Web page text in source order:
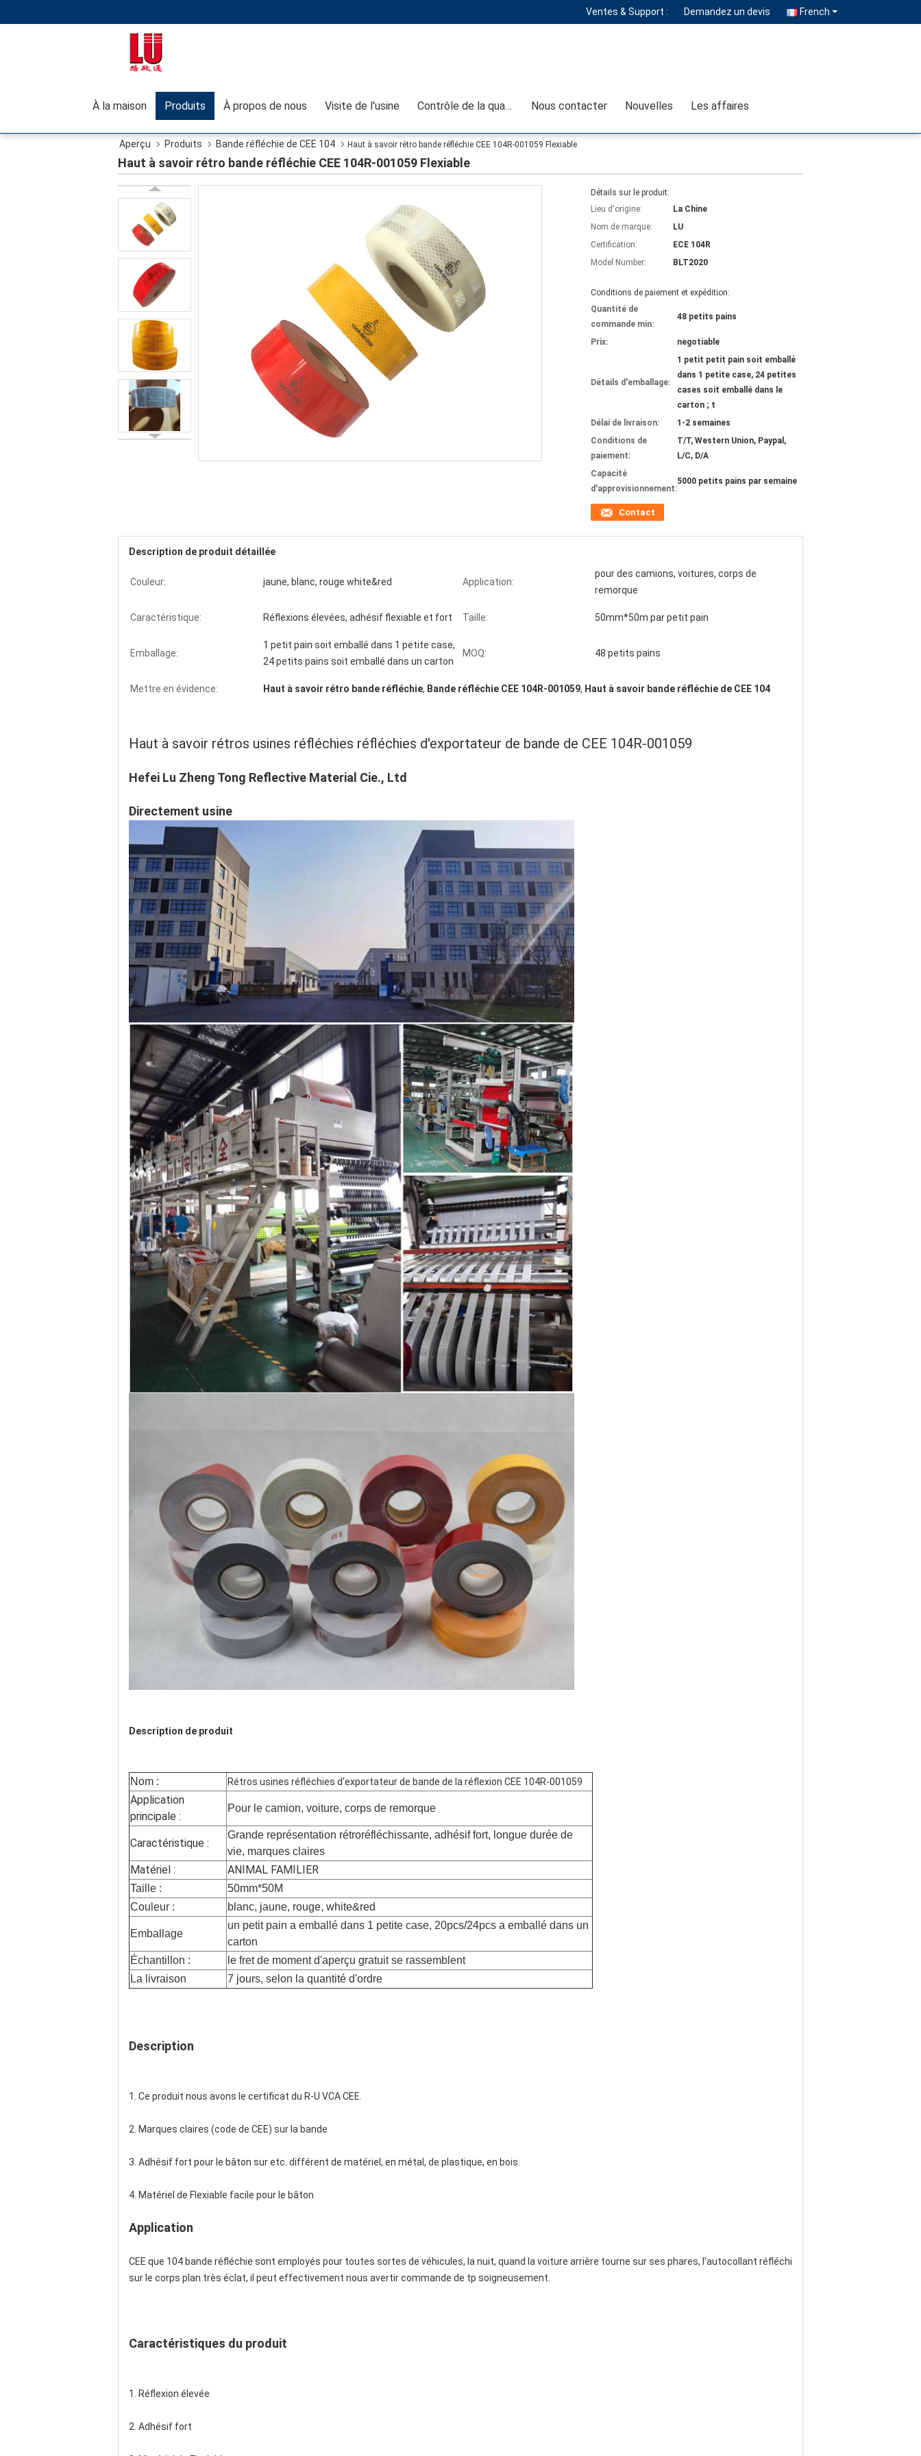
Ventes & Support : Demandez un devis French
À la maison Produits À propos de nous Visite de l'usine Contrôle de la qualité Nous contacter Nouvelles Les affaires
Aperçu Produits Bande réfléchie de CEE 104 Haut à savoir rétro bande réfléchie CEE 104R-001059 Flexiable
Haut à savoir rétro bande réfléchie CEE 104R-001059 Flexiable
Détails sur le produit:
Lieu d'origine:
La Chine
Nom de marque:
LU
Certification:
ECE 104R
Model Number:
BLT2020
Conditions de paiement et expédition:
Quantité de
commande min:
48 petits pains
Prix: negotiable
Détails d'emballage:
1 petit petit pain soit emballé
dans 1 petite case, 24 petites
cases soit emballé dans le
carton ; t
Délai de livraison:
1-2 semaines
Conditions de
paiement:
T/T, Western Union, Paypal,
L/C, D/A
Capacité
d'approvisionnement:
5000 petits pains par semaine
Contact
Description de produit détaillée
Couleur: jaune, blanc, rouge white&red Application:
pour des camions, voitures, corps de
remorque
Caractéristique: Réflexions élevées, adhésif flexiable et fort Taille: 50mm*50m par petit pain
Emballage:
1 petit pain soit emballé dans 1 petite case,
24 petits pains soit emballé dans un carton
MOQ: 48 petits pains
Mettre en évidence: Haut à savoir rétro bande réfléchie, Bande réfléchie CEE 104R-001059, Haut à savoir bande réfléchie de CEE 104
Haut à savoir rétros usines réfléchies réfléchies d'exportateur de bande de CEE 104R-001059
Hefei Lu Zheng Tong Reflective Material Cie., Ltd
Directement usine
Description de produit
Nom : Rétros usines réfléchies d'exportateur de bande de la réflexion CEE 104R-001059
Application
principale :
Pour le camion, voiture, corps de remorque
Caractéristique :
Grande représentation rétroréfléchissante, adhésif fort, longue durée de
vie, marques claires
Matériel : ANIMAL FAMILIER
Taille :
50mm*50M
Couleur :
blanc, jaune, rouge, white&red
Emballage
un petit pain a emballé dans 1 petite case, 20pcs/24pcs a emballé dans un
carton
Échantillon :
le fret de moment d'aperçu gratuit se rassemblent
La livraison
7 jours, selon la quantité d'ordre
Description
1. Ce produit nous avons le certificat du R-U VCA CEE.
2. Marques claires (code de CEE) sur la bande
3. Adhésif fort pour le bâton sur etc. différent de matériel, en métal, de plastique, en bois.
4. Matériel de Flexiable facile pour le bâton
Application
CEE que 104 bande réfléchie sont employés pour toutes sortes de véhicules, la nuit, quand la voiture arrière tourne sur ses phares, l'autocollant réfléchi
sur le corps plan très éclat, il peut effectivement nous avertir commande de tp soigneusement.
Caractéristiques du produit
1. Réflexion élevée
2. Adhésif fort